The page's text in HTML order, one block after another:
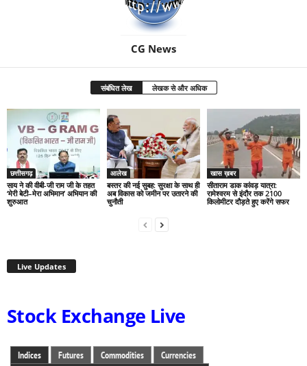
CG News
संबंधित लेख लेखक से और अधिक
छत्तीसगढ़
साय ने की वीबी-जी राम जी के तहत
‘मेरी बेटी–मेरा अभिमान’ अभियान की
शुरुआत
आलेख
बस्तर की नई सुबह: सुरक्षा के साथ ही
अब विकास को जमीन पर उतारने की
चुनौती
खास ख़बर
सीताराम डाक कांवड़ यात्रा:
रामेश्वरम से इंदौर तक 2100
किलोमीटर दौड़ते हुए करेंगे सफर
Live Updates
Stock Exchange Live